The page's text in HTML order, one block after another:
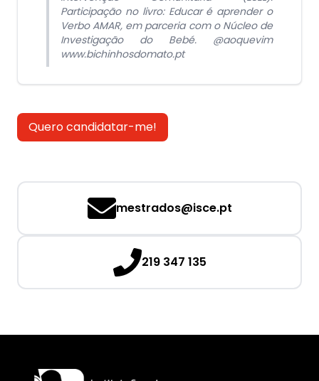
Participação no livro: Educar é aprender o
Verbo AMAR, em parceria com o Núcleo de
Investigação do Bebé. @aoquevim
www.bichinhosdomato.pt
Quero candidatar-me!
mestrados@isce.pt
219 347 135